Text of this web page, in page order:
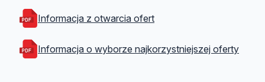
Informacja z otwarcia ofert
Informacja o wyborze najkorzystniejszej oferty